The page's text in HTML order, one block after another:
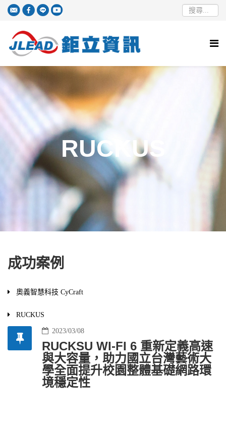
RUCKUS
成功案例
奧義智慧科技 CyCraft
RUCKUS
2023/03/08
RUCKSU WI-FI 6 重新定義高速
與大容量，助力國立台灣藝術大
學全面提升校園整體基礎網路環
境穩定性